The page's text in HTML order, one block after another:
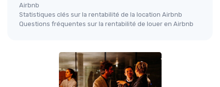
Airbnb
Statistiques clés sur la rentabilité de la location Airbnb
Questions fréquentes sur la rentabilité de louer en Airbnb